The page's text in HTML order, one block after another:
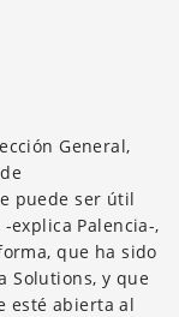
General,
puede ser útil
explica Palencia-,
que ha sido
Solutions, y que
esté abierta al